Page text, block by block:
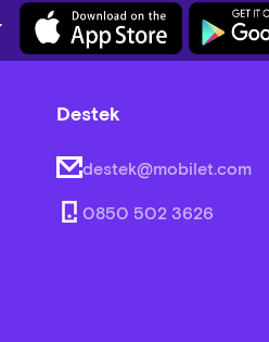
Destek
destek@mobilet.com
0850 502 3626